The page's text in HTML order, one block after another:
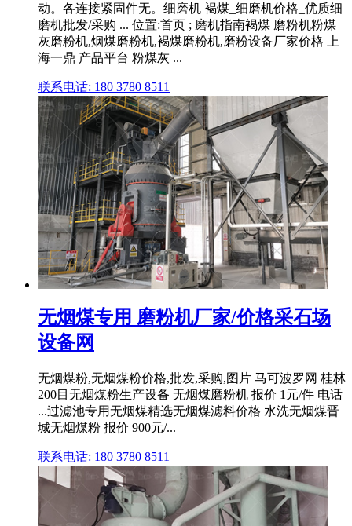
动。各连接紧固件无。细磨机 褐煤_细磨机价格_优质细
磨机批发/采购 ... 位置:首页 ; 磨机指南褐煤 磨粉机粉煤
灰磨粉机,烟煤磨粉机,褐煤磨粉机,磨粉设备厂家价格 上
海一鼎 产品平台 粉煤灰 ...
联系电话: 180 3780 8511
无烟煤专用 磨粉机厂家/价格采石场
设备网
无烟煤粉,无烟煤粉价格,批发,采购,图片 马可波罗网 桂林
200目无烟煤粉生产设备 无烟煤磨粉机 报价 1元/件 电话
...过滤池专用无烟煤精选无烟煤滤料价格 水洗无烟煤晋
城无烟煤粉 报价 900元/...
联系电话: 180 3780 8511